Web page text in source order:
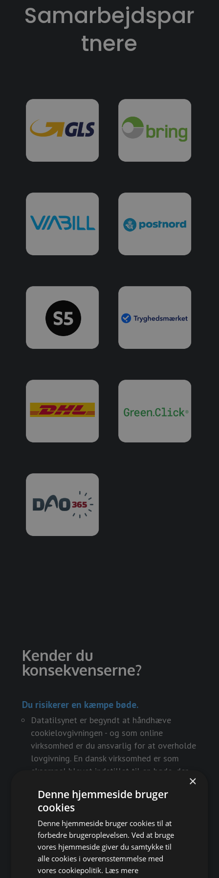
Samarbejdspar
tnere
Kender du
konsekvenserne?
Du risikerer en kæmpe bøde.
Datatilsynet er begyndt at håndhæve
cookielovgivningen - og som online
virksomhed er du ansvarlig for at overholde
lovgivning. En dansk virksomhed er som
eksempel blevet indstillet til en bøde, der
virksomhed næste gang?
Dine Google Ads rammes hårdt.
Endda rigtig hårdt! Fra 6. marts vil du se
markant dårligere performance på Google
Ads, hvis ikke du har styr på din cookie-
opsætning. Google vil prioritere de
×
Denne hjemmeside bruger
cookies
Denne hjemmeside bruger cookies til at
forbedre brugeroplevelsen. Ved at bruge
vores hjemmeside giver du samtykke til
alle cookies i overensstemmelse med
vores cookiepolitik. Læs mere